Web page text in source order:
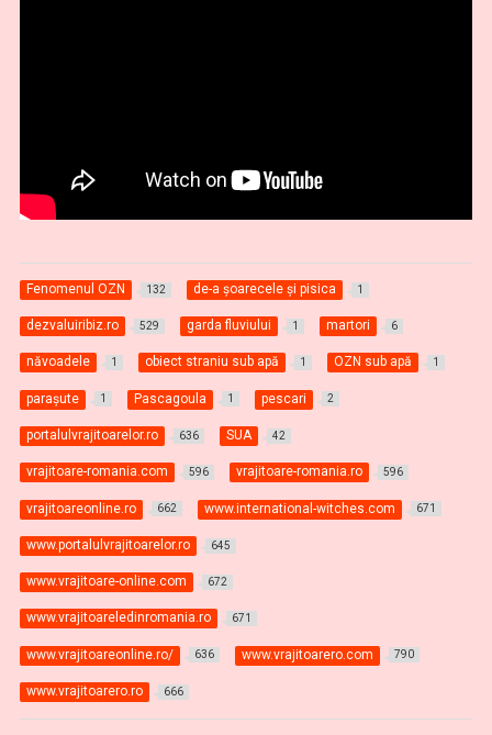
Fenomenul OZN 132 de-a şoarecele şi pisica 1
dezvaluiribiz.ro 529 garda fluviului 1 martori 6
năvoadele 1 obiect straniu sub apă 1 OZN sub apă 1
paraşute 1 Pascagoula 1 pescari 2
portalulvrajitoarelor.ro 636 SUA 42
vrajitoare-romania.com 596 vrajitoare-romania.ro 596
vrajitoareonline.ro 662 www.international-witches.com 671
www.portalulvrajitoarelor.ro 645
www.vrajitoare-online.com 672
www.vrajitoareledinromania.ro 671
www.vrajitoareonline.ro/ 636 www.vrajitoarero.com 790
www.vrajitoarero.ro 666